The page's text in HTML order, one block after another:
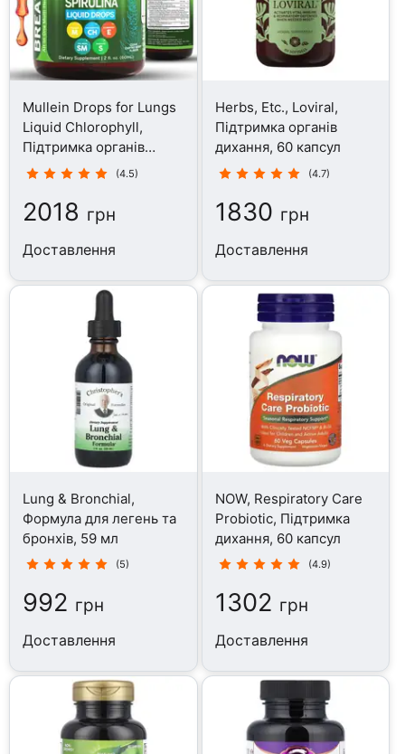
Mullein Drops for Lungs
Liquid Chlorophyll,
Підтримка органів
дихання, 60 мл(4.5)
2018 грн
Доставлення
Herbs, Etc., Loviral,
Підтримка органів
дихання, 60 капсул
(4.7)
1830 грн
Доставлення
Lung & Bronchial,
Формула для легень та
бронхів, 59 мл
(5)
992 грн
Доставлення
NOW, Respiratory Care
Probiotic, Підтримка
дихання, 60 капсул
(4.9)
1302 грн
Доставлення